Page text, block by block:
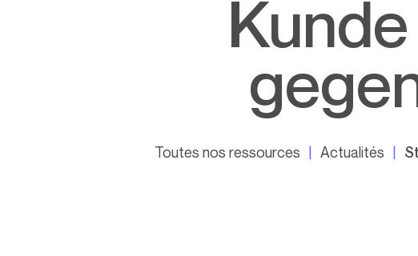
Toutes nos ressources Actualités